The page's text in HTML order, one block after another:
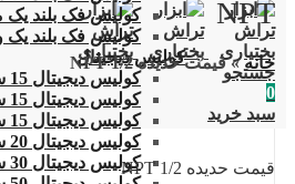
جستجو
0
سبد خرید
کولیس فک بلند یک
کولیس فک بلند یک
کولیس دیجیتال
کولیس دیجیتال 15 سانتیمتر مدل IP54
کولیس دیجیتال 15 سانت IP67
کولیس دیجیتال 15 سانت سیلور
کولیس دیجیتال 20 سانتیمتر
کولیس دیجیتال 30 سانتیمتر
NPT
خانه»قیمت حدیده 1/2 NPT
قیمت حدیده 1/2 NPT